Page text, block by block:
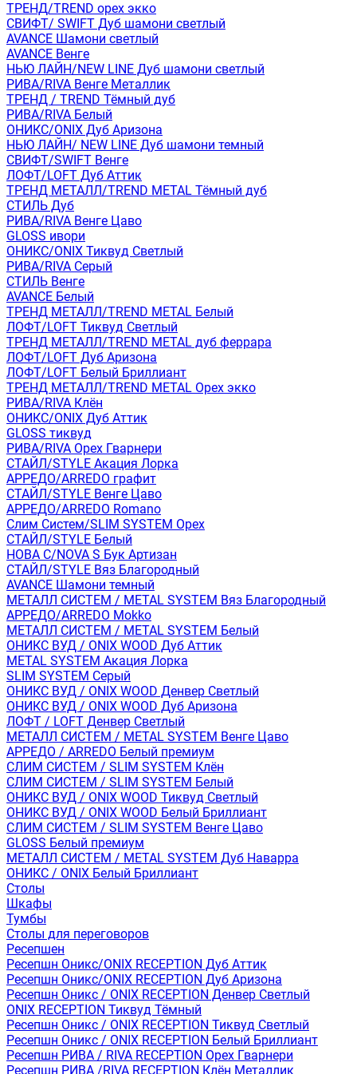
ТРЕНД/TREND орех экко
СВИФТ/ SWIFT Дуб шамони светлый
AVANCE Шамони светлый
AVANCE Венге
НЬЮ ЛАЙН/NEW LINE Дуб шамони светлый
РИВА/RIVA Венге Металлик
TРЕНД / TREND Тёмный дуб
РИВА/RIVA Белый
ОНИКС/ONIX Дуб Аризона
НЬЮ ЛАЙН/ NEW LINE Дуб шамони темный
СВИФТ/SWIFT Венге
ЛОФТ/LOFT Дуб Аттик
ТРЕНД МЕТАЛЛ/TREND METAL Тёмный дуб
СТИЛЬ Дуб
РИВА/RIVA Венге Цаво
GLOSS ивори
ОНИКС/ONIX Тиквуд Светлый
РИВА/RIVA Серый
СТИЛЬ Венге
AVANСE Белый
ТРЕНД МЕТАЛЛ/TREND METAL Белый
ЛОФТ/LOFT Тиквуд Светлый
ТРЕНД МЕТАЛЛ/TREND METAL дуб феррара
ЛОФТ/LOFT Дуб Аризона
ЛОФТ/LOFT Белый Бриллиант
ТРЕНД МЕТАЛЛ/TREND METAL Орех экко
РИВА/RIVA Клён
ОНИКС/ONIX Дуб Аттик
GLOSS тиквуд
РИВА/RIVA Орех Гварнери
СТАЙЛ/STYLE Акация Лорка
АРРЕДО/ARREDO графит
СТАЙЛ/STYLE Венге Цаво
АРРЕДО/ARREDO Romano
Слим Систем/SLIM SYSTEM Орех
СТАЙЛ/STYLE Белый
НОВА С/NOVA S Бук Артизан
СТАЙЛ/STYLE Вяз Благородный
AVANCE Шамони темный
МЕТАЛЛ СИСТЕМ / METAL SYSTEM Вяз Благородный
АРРЕДО/ARREDO Mokko
МЕТАЛЛ СИСТЕМ / METAL SYSTEM Белый
ОНИКС ВУД / ONIX WOOD Дуб Аттик
METAL SYSTEM Акация Лорка
SLIM SYSTEM Серый
ОНИКС ВУД / ONIX WOOD Денвер Светлый
ОНИКС ВУД / ONIX WOOD Дуб Аризона
ЛОФТ / LOFT Денвер Светлый
МЕТАЛЛ СИСТЕМ / METAL SYSTEM Венге Цаво
АРРЕДО / ARREDO Белый премиум
СЛИМ СИСТЕМ / SLIM SYSTEM Клён
СЛИМ СИСТЕМ / SLIM SYSTEM Белый
ОНИКС ВУД / ONIX WOOD Тиквуд Светлый
ОНИКС ВУД / ONIX WOOD Белый Бриллиант
СЛИМ СИСТЕМ / SLIM SYSTEM Венге Цаво
GLOSS Белый премиум
МЕТАЛЛ СИСТЕМ / METAL SYSTEM Дуб Наварра
ОНИКС / ONIX Белый Бриллиант
Столы
Шкафы
Тумбы
Столы для переговоров
Ресепшен
Ресепшн Оникс/ONIX RECEPTION Дуб Аттик
Ресепшн Оникс/ONIX RECEPTION Дуб Аризона
Ресепшн Оникс / ONIX RECEPTION Денвер Светлый
ONIX RECEPTION Тиквуд Тёмный
Ресепшн Оникс / ONIX RECEPTION Тиквуд Светлый
Ресепшн Оникс / ONIX RECEPTION Белый Бриллиант
Ресепшн РИВА / RIVA RECEPTION Орех Гварнери
Ресепшн РИВА /RIVA RECEPTION Клён Металлик